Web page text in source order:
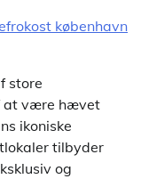
københavn
store
at være hævet
ikoniske
tilbyder
og